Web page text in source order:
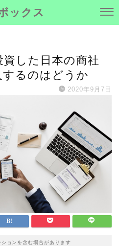
ックス
した日本の商社
るのはどうか
2020年9月7日
ョンを含む場合があります